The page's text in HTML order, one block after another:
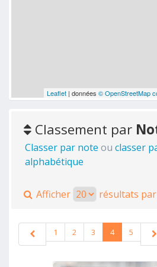
Leaflet| données © OpenStreetMap
Classement par
Classer par note ou classer
alphabétique
Afficher résultats
1 2 3 4 5